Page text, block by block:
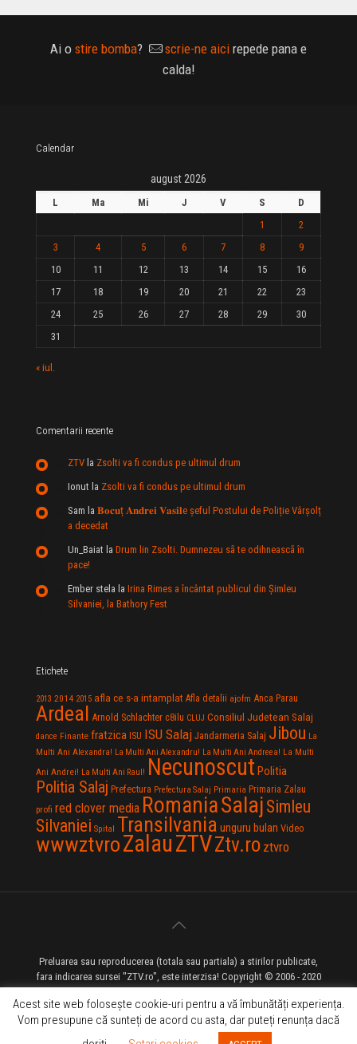
Ai o stire bomba? scrie-ne aici repede pana e
calda!
Calendar
august 2026
L Ma Mi J V S
D
1
2
3
4 5 6 7 8
9
10
11 12 13 14 15
16
17
18 19 20 21 22
23
24
25 26 27 28 29
30
31
« iul.
Comentarii recente
ZTV la Zsolti va fi condus pe ultimul drum
Ionut la Zsolti va fi condus pe ultimul drum
Sam la 𝐁𝐨𝐜𝐮ț 𝐀𝐧𝐝𝐫𝐞𝐢 𝐕𝐚𝐬𝐢𝐥e şeful Postului de Poliție Vârșolț
a decedat
Un_Baiat la Drum lin Zsolti. Dumnezeu sã te odihneascã în
pace!
Ember stela la Irina Rimes a încântat publicul din Şimleu
Silvaniei, la Bathory Fest
Etichete
2013 2014 2015 afla ce s-a intamplat Afla detalii ajofm Anca Parau
Ardeal Arnold Schlachter c8ilu CLUJ Consiliul Judetean Salaj
dance Finante fratzica ISU ISU Salaj Jandarmeria Salaj Jibou La
Multi Ani Alexandra! La Multi Ani Alexandru! La Multi Ani Andreea! La Multi
Ani Andrei! La Multi Ani Raul! Necunoscut Politia
Politia Salaj Prefectura Prefectura Salaj Primaria Primaria Zalau
profi red clover media RomaniaSalaj Simleu
Silvaniei Spital Transilvania unguru bulan Video
wwwztvroZalauZTVZtv.ro ztvro
Preluarea sau reproducerea (totala sau partiala) a stirilor publicate,
fara indicarea sursei "ZTV.ro", este interzisa! Copyright © 2006 - 2020
Acest site web folosește cookie-uri pentru a vă îmbunătăți experiența.
Vom presupune că sunteți de acord cu asta, dar puteți renunța dacă